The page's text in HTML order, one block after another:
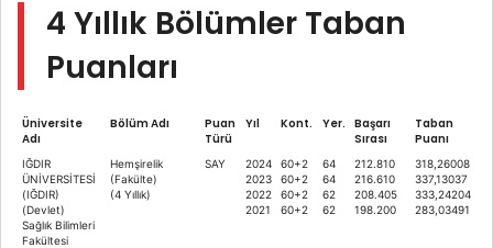
4 Yıllık Bölümler Taban
Puanları
Üniversite
Adı
Bölüm Adı
Puan
Türü
Yıl Kont. Yer. Başarı
Sırası
Taban
Puanı
IĞDIR
ÜNİVERSİTESİ
(IĞDIR)
(Devlet)
Sağlık Bilimleri
Fakültesi
Hemşirelik
(Fakülte)
(4 Yıllık)
SAY
2024
2023
2022
2021
60+2
60+2
60+2
60+2
64
64
62
62
212.810
216.610
208.405
198.200
318,26008
337,13037
333,24204
283,03491